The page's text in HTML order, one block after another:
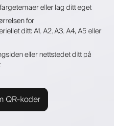
eller lag ditt eget
for
ditt: A1, A2, A3, A4, A5 eller
eller nettstedet ditt på
QR-koder